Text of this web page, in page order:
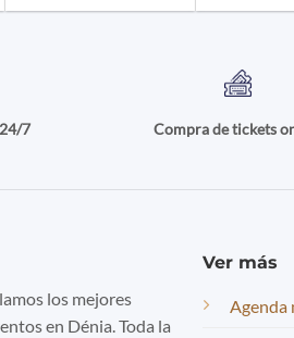
7 Compra de tickets
los mejores
en Dénia. Toda la
Ver más
Agenda